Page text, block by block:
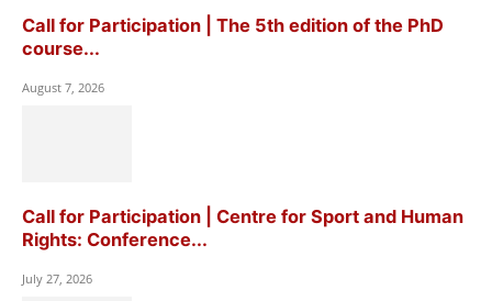
Call for Participation | The 5th edition of the PhD
course...
August 7, 2026
Call for Participation | Centre for Sport and Human
Rights: Conference...
July 27, 2026